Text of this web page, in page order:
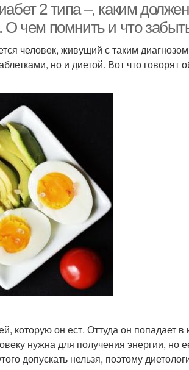
2 типа –, каким должен
О чем помнить и что
человек, живущий с таким
но и диетой. Вот что говорят
которую он ест. Оттуда он попадает в
нужна для получения энергии, но
допускать нельзя, поэтому